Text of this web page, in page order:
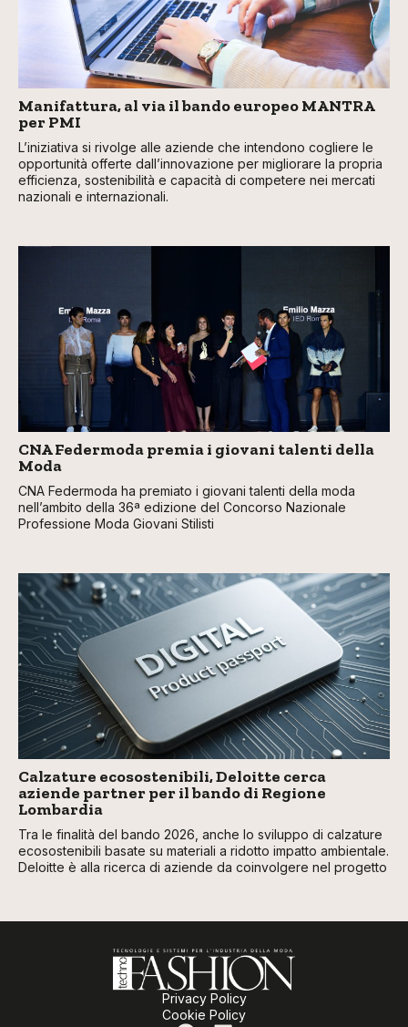
Manifattura, al via il bando europeo MANTRA
per PMI
L’iniziativa si rivolge alle aziende che intendono cogliere le
opportunità offerte dall’innovazione per migliorare la propria
efficienza, sostenibilità e capacità di competere nei mercati
nazionali e internazionali.
CNA Federmoda premia i giovani talenti della
Moda
CNA Federmoda ha premiato i giovani talenti della moda
nell’ambito della 36ª edizione del Concorso Nazionale
Professione Moda Giovani Stilisti
Calzature ecosostenibili, Deloitte cerca
aziende partner per il bando di Regione
Lombardia
Tra le finalità del bando 2026, anche lo sviluppo di calzature
ecosostenibili basate su materiali a ridotto impatto ambientale.
Deloitte è alla ricerca di aziende da coinvolgere nel progetto
Privacy Policy
Cookie Policy